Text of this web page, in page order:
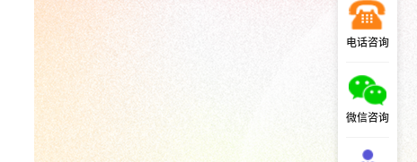
电话咨询
微信咨询